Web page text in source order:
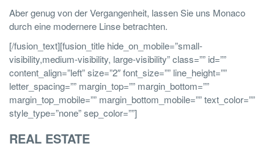
Aber genug von der Vergangenheit, lassen Sie uns Monaco
durch eine modernere Linse betrachten.
[/fusion_text][fusion_title hide_on_mobile=”small-
visibility,medium-visibility, large-visibility” class=”” id=””
content_align=”left” size=”2″ font_size=”” line_height=””
letter_spacing=”” margin_top=”” margin_bottom=””
margin_top_mobile=”” margin_bottom_mobile=”” text_color=””
style_type=”none” sep_color=””]
REAL ESTATE